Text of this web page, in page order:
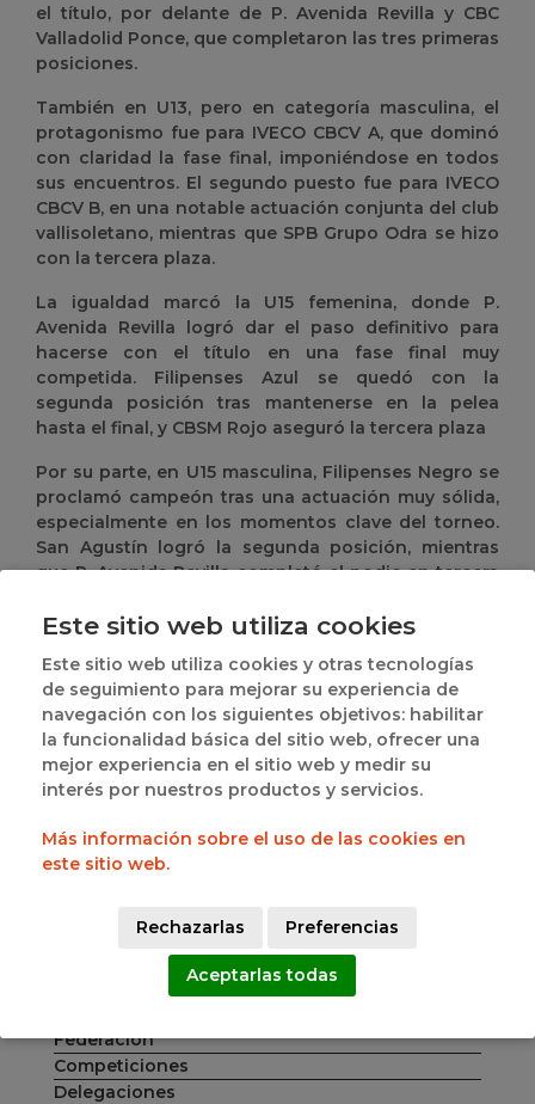
el título, por delante de P. Avenida Revilla y CBC
Valladolid Ponce, que completaron las tres primeras
posiciones.
También en U13, pero en categoría masculina, el
protagonismo fue para IVECO CBCV A, que dominó
con claridad la fase final, imponiéndose en todos
sus encuentros. El segundo puesto fue para IVECO
CBCV B, en una notable actuación conjunta del club
vallisoletano, mientras que SPB Grupo Odra se hizo
con la tercera plaza.
La igualdad marcó la U15 femenina, donde P.
Avenida Revilla logró dar el paso definitivo para
hacerse con el título en una fase final muy
competida. Filipenses Azul se quedó con la
segunda posición tras mantenerse en la pelea
hasta el final, y CBSM Rojo aseguró la tercera plaza
Por su parte, en U15 masculina, Filipenses Negro se
proclamó campeón tras una actuación muy sólida,
especialmente en los momentos clave del torneo.
San Agustín logró la segunda posición, mientras
que P. Avenida Revilla completó el podio en tercera
La jornada, marcada por el ritmo continuo de
partidos y la convivencia entre equipos de distintas
categorías, puso de manifiesto el éxito de esta
primera edición de la Liga Autonómica 3x3. La
competición pone el broche final a las categorías
U13 y U15, quedando pendiente la resolución de la
categoría U17, cuya fase final se disputará el
CATEGORIAS
Federación
Competiciones
Delegaciones
Este sitio web utiliza cookies
Este sitio web utiliza cookies y otras tecnologías
de seguimiento para mejorar su experiencia de
navegación con los siguientes objetivos: habilitar
la funcionalidad básica del sitio web, ofrecer una
mejor experiencia en el sitio web y medir su
interés por nuestros productos y servicios.
Más información sobre el uso de las cookies en
este sitio web.
Rechazarlas Preferencias
Aceptarlas todas